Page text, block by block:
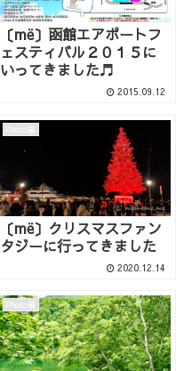
〔më〕函館エアポートフ
ェスティバル２０１５に
いってきました♬
2015.09.12
Photo箱
〔më〕クリスマスファン
タジーに行ってきました
2020.12.14
Photo箱